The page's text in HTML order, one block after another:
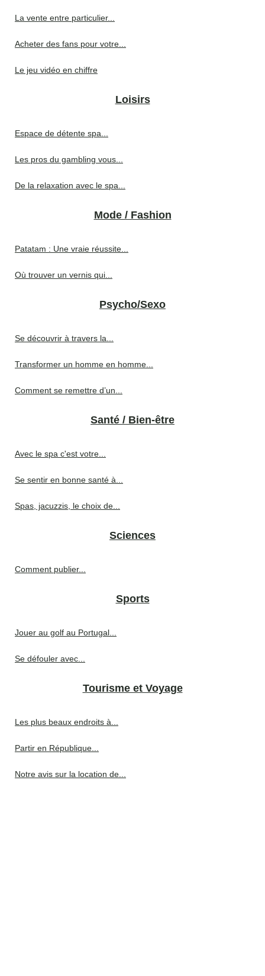
La vente entre particulier...
Acheter des fans pour votre...
Le jeu vidéo en chiffre
Loisirs
Espace de détente spa...
Les pros du gambling vous...
De la relaxation avec le spa...
Mode / Fashion
Patatam : Une vraie réussite...
Où trouver un vernis qui...
Psycho/Sexo
Se découvrir à travers la...
Transformer un homme en homme...
Comment se remettre d’un...
Santé / Bien-être
Avec le spa c'est votre...
Se sentir en bonne santé à...
Spas, jacuzzis, le choix de...
Sciences
Comment publier...
Sports
Jouer au golf au Portugal...
Se défouler avec...
Tourisme et Voyage
Les plus beaux endroits à...
Partir en République...
Notre avis sur la location de...